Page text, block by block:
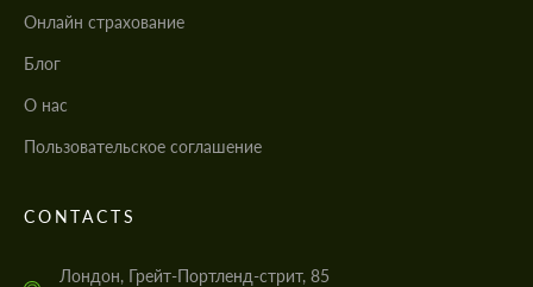
Онлайн страхование
Блог
О нас
Пользовательское соглашение
CONTACTS
Лондон, Грейт-Портленд-стрит, 85